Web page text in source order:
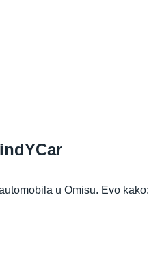
u Omisu. Evo kako: